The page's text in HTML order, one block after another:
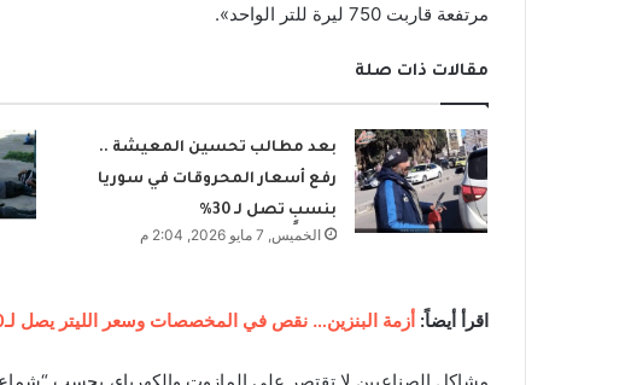
مرتفعة قاربت 750 ليرة للتر الواحد».
مقالات ذات صلة
بعد مطالب تحسين المعيشة ..
رفع أسعار المحروقات في سوريا
بنسبٍ تصل لـ 30%
الخميس, 7 مايو 2026, 2:04 م
اقرأ أيضاً: أزمة البنزين… نقص في المخصصات وسعر الليتر يصل لـ1500 ليرة